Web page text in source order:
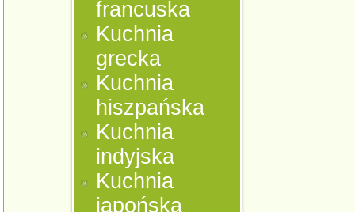
francuska
Kuchnia
grecka
Kuchnia
hiszpańska
Kuchnia
indyjska
Kuchnia
japońska